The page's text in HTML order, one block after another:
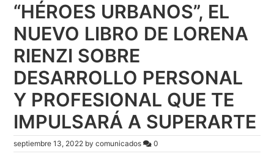
“HÉROES URBANOS”, EL
NUEVO LIBRO DE LORENA
RIENZI SOBRE
DESARROLLO PERSONAL
Y PROFESIONAL QUE TE
IMPULSARÁ A SUPERARTE
septiembre 13, 2022 bycomunicados 0